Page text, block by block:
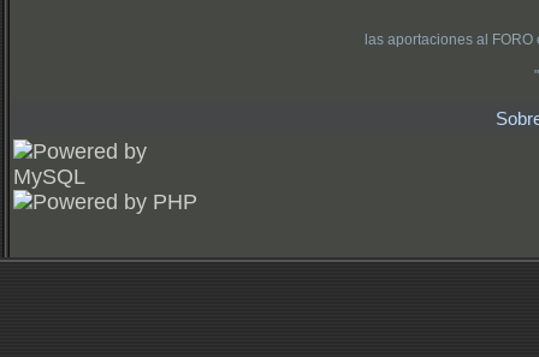
las aportaciones al